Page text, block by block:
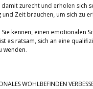
zurecht und erholen sich
Zeit brauchen, um sich zu
kennen, einen emotionalen
es ratsam, sich an eine
wenden.
WOHLBEFINDEN